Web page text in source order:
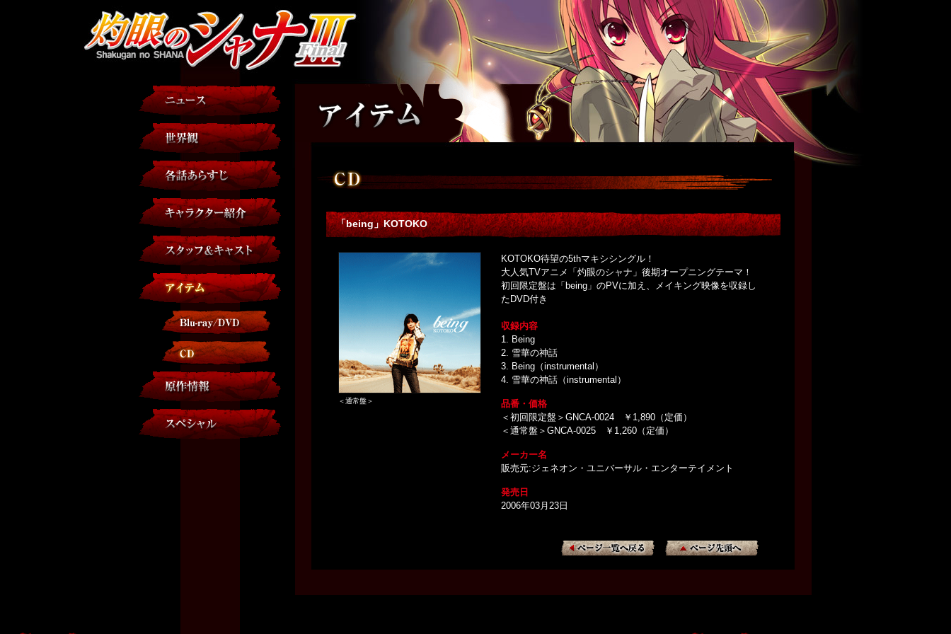
「being」KOTOKO
＜通常盤＞
KOTOKO待望の5thマキシシングル！
大人気TVアニメ「灼眼のシャナ」後期オープニングテーマ！
初回限定盤は「being」のPVに加え、メイキング映像を収録し
たDVD付き
収録内容
1. Being
2. 雪華の神話
3. Being（instrumental）
4. 雪華の神話（instrumental）
品番・価格
＜初回限定盤＞GNCA-0024 ￥1,890（定価）
＜通常盤＞GNCA-0025 ￥1,260（定価）
メーカー名
販売元:ジェネオン・ユニバーサル・エンターテイメント
発売日
2006年03月23日